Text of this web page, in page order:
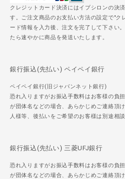
クレジットカード決済にはイプシロンの決
す。ご注文商品のお支払い方法の設定で"ク
ード情報を入力後、注文を完了して下さい
たら速やかに商品を発送いたします。
銀行振込(先払い) ペイペイ銀行
ペイペイ銀行(旧ジャパンネット銀行)
恐れ入りますがお振込手数料はお客様の負
が団体名などの場合、あらかじめご連絡頂
人様等、後払いをご希望のお客様は別途相
銀行振込(先払い) 三菱UFJ銀行
恐れ入りますがお振込手数料はお客様の負
が団体名などの場合、あらかじめご連絡頂